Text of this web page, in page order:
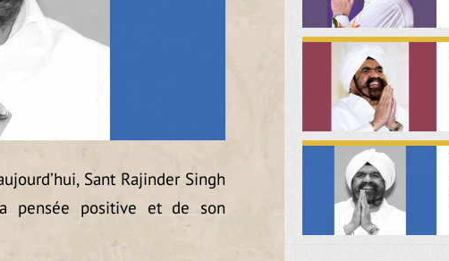
Sant Rajinder Singh
pensée positive et de son